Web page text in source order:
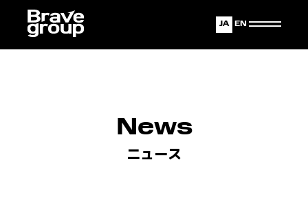
English
Japanese
News
ニュース